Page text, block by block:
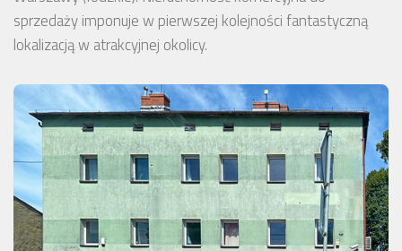
sprzedaży imponuje w pierwszej kolejności fantastyczną
lokalizacją w atrakcyjnej okolicy.